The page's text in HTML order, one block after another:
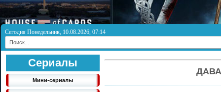
Сегодня Понедельник, 10.08.2026, 07:14
Сериалы
Мини-сериалы